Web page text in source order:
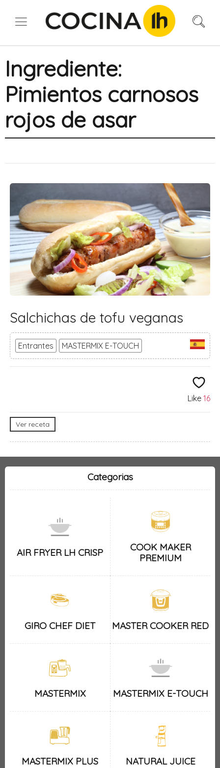
Ingrediente:
Pimientos carnosos
rojos de asar
Salchichas de tofu veganas
Entrantes MASTERMIX E-TOUCH
Like 16
Ver receta
Categorias
AIR FRYER LH CRISP
COOK MAKER
PREMIUM
GIRO CHEF DIET MASTER COOKER RED
MASTERMIX MASTERMIX E-TOUCH
MASTERMIX PLUS NATURAL JUICE